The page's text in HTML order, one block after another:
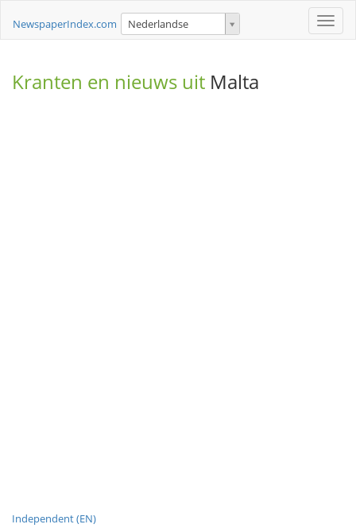
Toggle
NewspaperIndex.com Nederlandse
Kranten en nieuws uit Malta
Independent (EN)